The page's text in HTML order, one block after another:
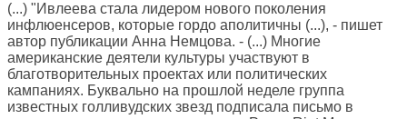
(...) "Ивлеева стала лидером нового поколения
инфлюенсеров, которые гордо аполитичны (...), - пишет
автор публикации Анна Немцова. - (...) Многие
американские деятели культуры участвуют в
благотворительных проектах или политических
кампаниях. Буквально на прошлой неделе группа
известных голливудских звезд подписала письмо в